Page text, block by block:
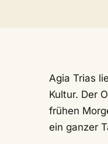
Agia Trias
Kultur. Der
frühen
ein ganzer